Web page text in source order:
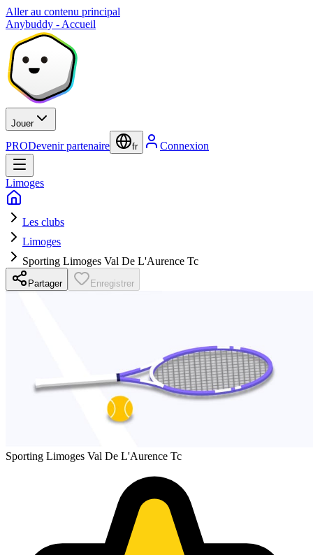
Aller au contenu principal
Anybuddy - Accueil
Jouer
PRODevenir partenaire fr Connexion
Limoges
Les clubs
Limoges
Sporting Limoges Val De L'Aurence Tc
Partager Enregistrer
Sporting Limoges Val De L'Aurence Tc